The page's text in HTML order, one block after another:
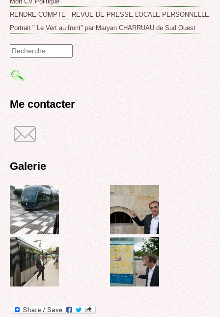
RENDRE COMPTE - REVUE DE PRESSE LOCALE PERSONNELLE
Portrait " Le Vert au front" par Maryan CHARRUAU de Sud Ouest
Formulaire
de
recherche
Me contacter
Galerie